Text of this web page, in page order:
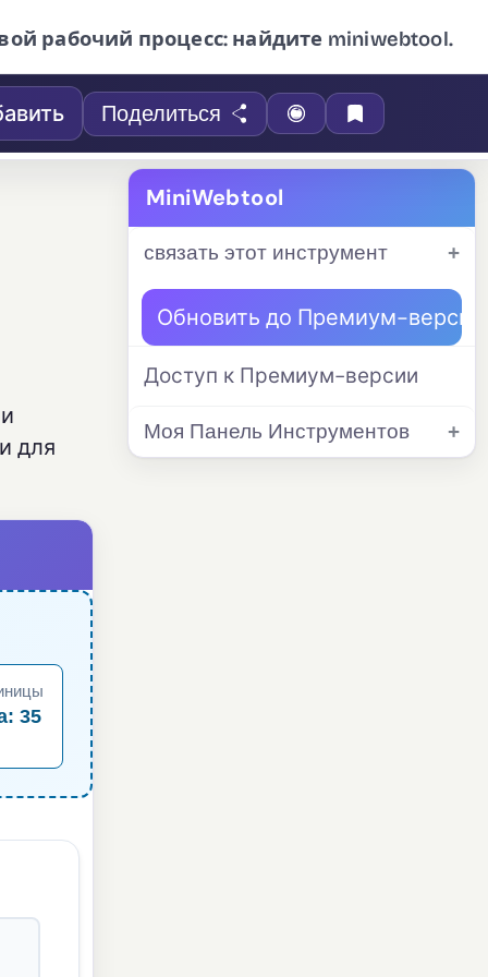
рабочий процесс: найдите miniwebtool.
Поделиться
для
35
MiniWebtool
связать этот инструмент
Обновить до Премиум-версии
Доступ к Премиум-версии
Моя Панель Инструментов